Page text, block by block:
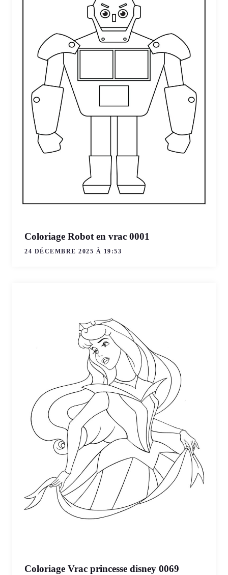
Coloriage Robot en vrac 0001
24 DÉCEMBRE 2025 À 19:53
Coloriage Vrac princesse disney 0069